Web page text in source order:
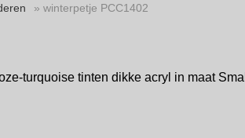
» winterpetje PCC1402
turquoise tinten dikke acryl in maat Small